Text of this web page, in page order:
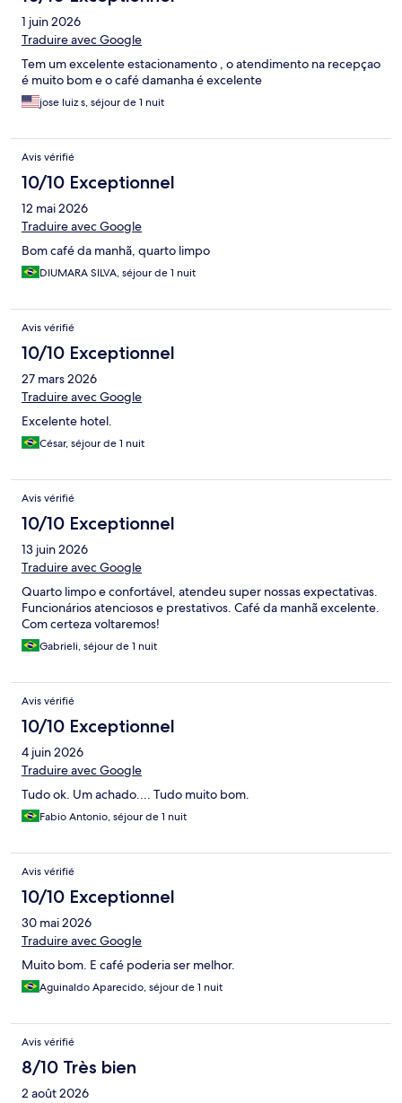
1 juin 2026
Traduire avec Google
Tem um excelente estacionamento , o atendimento na recepçao
é muito bom e o café damanha é excelente
jose luiz s, séjour de 1 nuit
Avis vérifié
10/10 Exceptionnel
12 mai 2026
Traduire avec Google
Bom café da manhã, quarto limpo
DIUMARA SILVA, séjour de 1 nuit
Avis vérifié
10/10 Exceptionnel
27 mars 2026
Traduire avec Google
Excelente hotel.
César, séjour de 1 nuit
Avis vérifié
10/10 Exceptionnel
13 juin 2026
Traduire avec Google
Quarto limpo e confortável, atendeu super nossas expectativas.
Funcionários atenciosos e prestativos. Café da manhã excelente.
Com certeza voltaremos!
Gabrieli, séjour de 1 nuit
Avis vérifié
10/10 Exceptionnel
4 juin 2026
Traduire avec Google
Tudo ok. Um achado.... Tudo muito bom.
Fabio Antonio, séjour de 1 nuit
Avis vérifié
10/10 Exceptionnel
30 mai 2026
Traduire avec Google
Muito bom. E café poderia ser melhor.
Aguinaldo Aparecido, séjour de 1 nuit
Avis vérifié
8/10 Très bien
2 août 2026